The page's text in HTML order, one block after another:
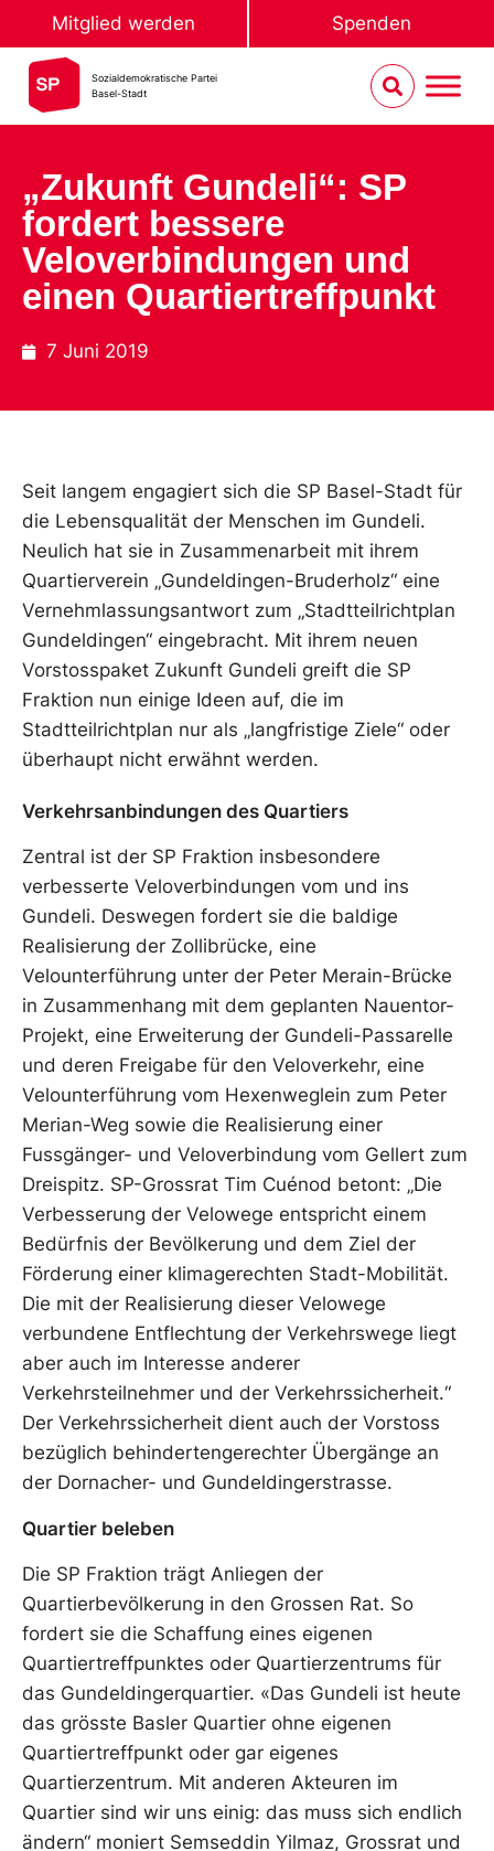
Mitglied werden Spenden
Sozialdemokratische Partei
Basel-Stadt
„Zukunft Gundeli“: SP
fordert bessere
Veloverbindungen und
einen Quartiertreffpunkt
7 Juni 2019
Seit langem engagiert sich die SP Basel-Stadt für
die Lebensqualität der Menschen im Gundeli.
Neulich hat sie in Zusammenarbeit mit ihrem
Quartierverein „Gundeldingen-Bruderholz“ eine
Vernehmlassungsantwort zum „Stadtteilrichtplan
Gundeldingen“ eingebracht. Mit ihrem neuen
Vorstosspaket Zukunft Gundeli greift die SP
Fraktion nun einige Ideen auf, die im
Stadtteilrichtplan nur als „langfristige Ziele“ oder
überhaupt nicht erwähnt werden.
Verkehrsanbindungen des Quartiers
Zentral ist der SP Fraktion insbesondere
verbesserte Veloverbindungen vom und ins
Gundeli. Deswegen fordert sie die baldige
Realisierung der Zollibrücke, eine
Velounterführung unter der Peter Merain-Brücke
in Zusammenhang mit dem geplanten Nauentor-
Projekt, eine Erweiterung der Gundeli-Passarelle
und deren Freigabe für den Veloverkehr, eine
Velounterführung vom Hexenweglein zum Peter
Merian-Weg sowie die Realisierung einer
Fussgänger- und Veloverbindung vom Gellert zum
Dreispitz. SP-Grossrat Tim Cuénod betont: „Die
Verbesserung der Velowege entspricht einem
Bedürfnis der Bevölkerung und dem Ziel der
Förderung einer klimagerechten Stadt-Mobilität.
Die mit der Realisierung dieser Velowege
verbundene Entflechtung der Verkehrswege liegt
aber auch im Interesse anderer
Verkehrsteilnehmer und der Verkehrssicherheit.“
Der Verkehrssicherheit dient auch der Vorstoss
bezüglich behindertengerechter Übergänge an
der Dornacher- und Gundeldingerstrasse.
Quartier beleben
Die SP Fraktion trägt Anliegen der
Quartierbevölkerung in den Grossen Rat. So
fordert sie die Schaffung eines eigenen
Quartiertreffpunktes oder Quartierzentrums für
das Gundeldingerquartier. «Das Gundeli ist heute
das grösste Basler Quartier ohne eigenen
Quartiertreffpunkt oder gar eigenes
Quartierzentrum. Mit anderen Akteuren im
Quartier sind wir uns einig: das muss sich endlich
ändern“ moniert Semseddin Yilmaz, Grossrat und